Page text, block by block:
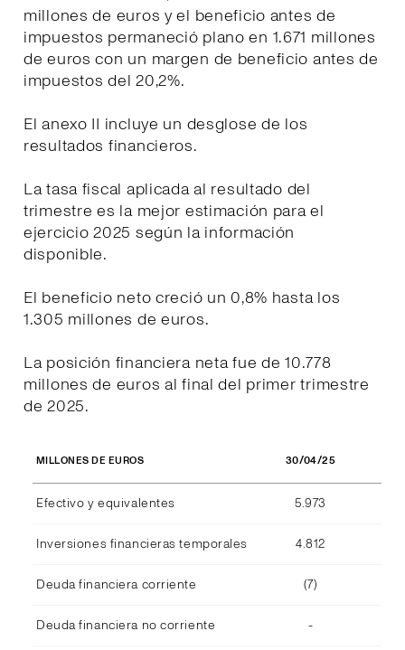
millones de euros y el beneficio antes de
impuestos permaneció plano en 1.671 millones
de euros con un margen de beneficio antes de
impuestos del 20,2%.
El anexo II incluye un desglose de los
resultados financieros.
La tasa fiscal aplicada al resultado del
trimestre es la mejor estimación para el
ejercicio 2025 según la información
disponible.
El beneficio neto creció un 0,8% hasta los
1.305 millones de euros.
La posición financiera neta fue de 10.778
millones de euros al final del primer trimestre
de 2025.
MILLONES DE EUROS 30/04/25
Efectivo y equivalentes 5.973
Inversiones financieras temporales 4.812
Deuda financiera corriente (7)
Deuda financiera no corriente -